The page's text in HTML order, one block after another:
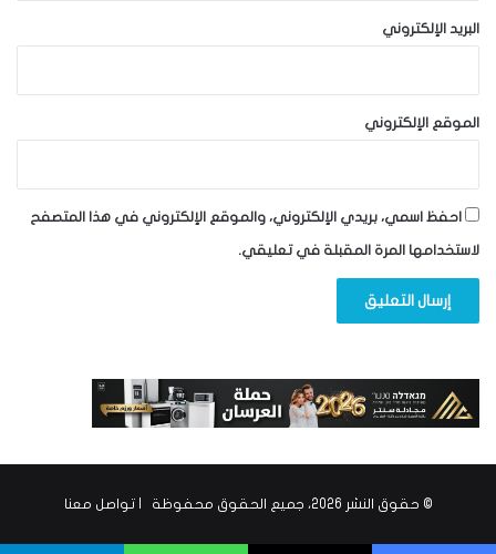
البريد الإلكتروني
الموقع الإلكتروني
احفظ اسمي، بريدي الإلكتروني، والموقع الإلكتروني في هذا المتصفح
لاستخدامها المرة المقبلة في تعليقي.
© حقوق النشر 2026، جميع الحقوق محفوظة | تواصل معنا